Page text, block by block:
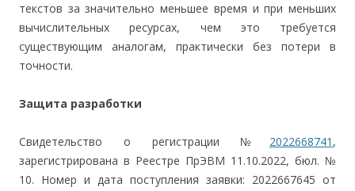
текстов за значительно меньшее время и при меньших
вычислительных ресурсах, чем это требуется
существующим аналогам, практически без потери в
точности.
Защита разработки
Свидетельство о регистрации № 2022668741 ,
зарегистрирована в Реестре ПрЭВМ 11.10.2022, бюл. №
10. Номер и дата поступления заявки: 2022667645 от